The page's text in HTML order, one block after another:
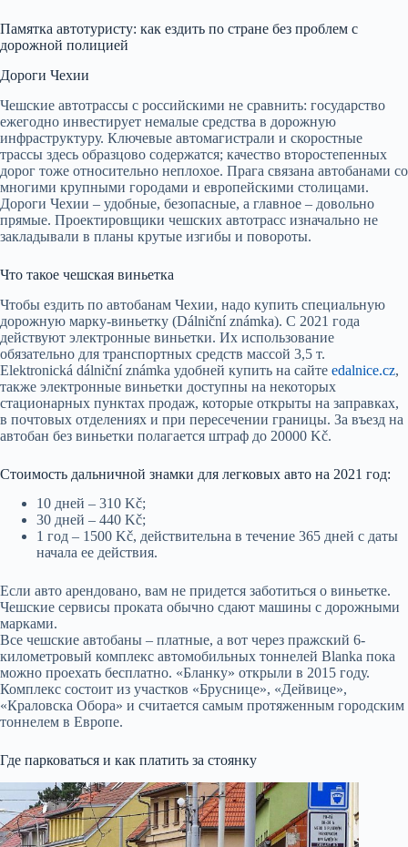
Памятка автотуристу: как ездить по стране без проблем с
дорожной полицией
Дороги Чехии
Чешские автотрассы с российскими не сравнить: государство
ежегодно инвестирует немалые средства в дорожную
инфраструктуру. Ключевые автомагистрали и скоростные
трассы здесь образцово содержатся; качество второстепенных
дорог тоже относительно неплохое. Прага связана автобанами со
многими крупными городами и европейскими столицами.
Дороги Чехии – удобные, безопасные, а главное – довольно
прямые. Проектировщики чешских автотрасс изначально не
закладывали в планы крутые изгибы и повороты.
Что такое чешская виньетка
Чтобы ездить по автобанам Чехии, надо купить специальную
дорожную марку-виньетку (Dálniční známka). С 2021 года
действуют электронные виньетки. Их использование
обязательно для транспортных средств массой 3,5 т.
Elektronická dálniční známka удобней купить на сайте edalnice.cz,
также электронные виньетки доступны на некоторых
стационарных пунктах продаж, которые открыты на заправках,
в почтовых отделениях и при пересечении границы. За въезд на
автобан без виньетки полагается штраф до 20000 Kč.
Стоимость дальничной знамки для легковых авто на 2021 год:
10 дней – 310 Kč;
30 дней – 440 Kč;
1 год – 1500 Kč, действительна в течение 365 дней с даты
начала ее действия.
Если авто арендовано, вам не придется заботиться о виньетке.
Чешские сервисы проката обычно сдают машины с дорожными
марками.
Все чешские автобаны – платные, а вот через пражский 6-
километровый комплекс автомобильных тоннелей Blanka пока
можно проехать бесплатно. «Бланку» открыли в 2015 году.
Комплекс состоит из участков «Бруснице», «Дейвице»,
«Краловска Обора» и считается самым протяженным городским
тоннелем в Европе.
Где парковаться и как платить за стоянку